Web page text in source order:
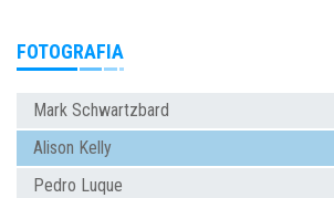
FOTOGRAFIA
Mark Schwartzbard
Alison Kelly
Pedro Luque